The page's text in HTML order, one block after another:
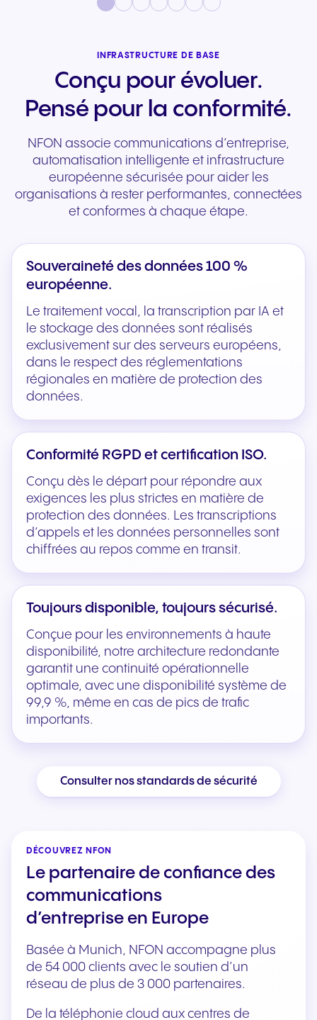
INFRASTRUCTURE DE BASE
Conçu pour évoluer.
Pensé pour la conformité.
NFON associe communications d’entreprise,
automatisation intelligente et infrastructure
européenne sécurisée pour aider les
organisations à rester performantes, connectées
et conformes à chaque étape.
Souveraineté des données 100 %
européenne.
Le traitement vocal, la transcription par IA et
le stockage des données sont réalisés
exclusivement sur des serveurs européens,
dans le respect des réglementations
régionales en matière de protection des
données.
Conformité RGPD et certification ISO.
Conçu dès le départ pour répondre aux
exigences les plus strictes en matière de
protection des données. Les transcriptions
d’appels et les données personnelles sont
chiffrées au repos comme en transit.
Toujours disponible, toujours sécurisé.
Conçue pour les environnements à haute
disponibilité, notre architecture redondante
garantit une continuité opérationnelle
optimale, avec une disponibilité système de
99,9 %, même en cas de pics de trafic
importants.
Consulter nos standards de sécurité
DÉCOUVREZ NFON
Le partenaire de confiance des
communications
d’entreprise en Europe
Basée à Munich, NFON accompagne plus
de 54 000 clients avec le soutien d’un
réseau de plus de 3 000 partenaires.
De la téléphonie cloud aux centres de